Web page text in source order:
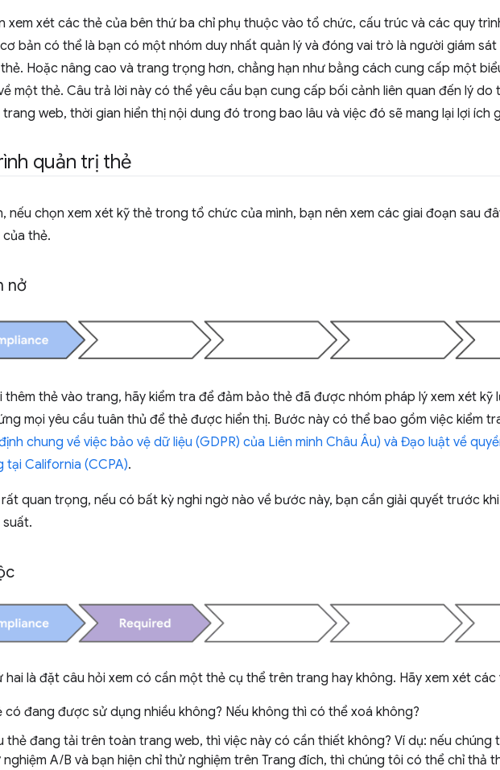
xem xét các thẻ của bên thứ ba chỉ phụ thuộc vào tổ chức, cấu trúc và các quy
bản có thể là bạn có một nhóm duy nhất quản lý và đóng vai trò là người giám
Hoặc nâng cao và trang trọng hơn, chẳng hạn như bằng cách cung cấp một
một thẻ. Câu trả lời này có thể yêu cầu bạn cung cấp bối cảnh liên quan đến lý
web, thời gian hiển thị nội dung đó trong bao lâu và việc đó sẽ mang lại lợi ích
quản trị thẻ
nếu chọn xem xét kỹ thẻ trong tổ chức của mình, bạn nên xem các giai đoạn sau
thẻ.
nở
thêm thẻ vào trang, hãy kiểm tra để đảm bảo thẻ đã được nhóm pháp lý xem xét kỹ
mọi yêu cầu tuân thủ để thẻ được hiển thị. Bước này có thể bao gồm việc kiểm
chung về việc bảo vệ dữ liệu (GDPR) của Liên minh Châu Âu) và Đạo luật về
tại California (CCPA).
quan trọng, nếu có bất kỳ nghi ngờ nào về bước này, bạn cần giải quyết trước
suất.
hai là đặt câu hỏi xem có cần một thẻ cụ thể trên trang hay không. Hãy xem xét các
có đang được sử dụng nhiều không? Nếu không thì có thể xoá không?
thẻ đang tải trên toàn trang web, thì việc này có cần thiết không? Ví dụ: nếu chúng
A/B và bạn hiện chỉ thử nghiệm trên Trang đích, thì chúng tôi có thể chỉ thả